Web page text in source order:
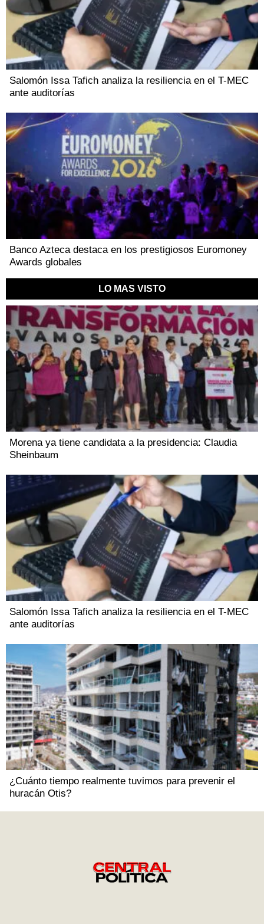
Salomón Issa Tafich analiza la resiliencia en el T-MEC
ante auditorías
Banco Azteca destaca en los prestigiosos Euromoney
Awards globales
LO MAS VISTO
Morena ya tiene candidata a la presidencia: Claudia
Sheinbaum
Salomón Issa Tafich analiza la resiliencia en el T-MEC
ante auditorías
¿Cuánto tiempo realmente tuvimos para prevenir el
huracán Otis?